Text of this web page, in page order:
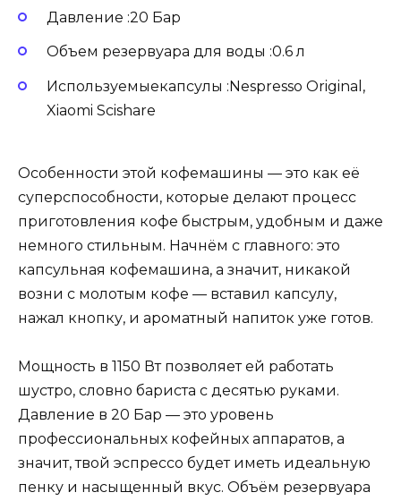
Давление :20 Бар
Объем резервуара для воды :0.6 л
Используемыекапсулы :Nespresso Original,
Xiaomi Scishare
Особенности этой кофемашины — это как её
суперспособности, которые делают процесс
приготовления кофе быстрым, удобным и даже
немного стильным. Начнём с главного: это
капсульная кофемашина, а значит, никакой
возни с молотым кофе — вставил капсулу,
нажал кнопку, и ароматный напиток уже готов.
Мощность в 1150 Вт позволяет ей работать
шустро, словно бариста с десятью руками.
Давление в 20 Бар — это уровень
профессиональных кофейных аппаратов, а
значит, твой эспрессо будет иметь идеальную
пенку и насыщенный вкус. Объём резервуара